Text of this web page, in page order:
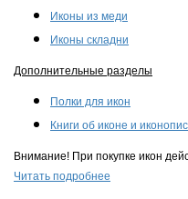
Иконы из меди
Иконы складни
Дополнительные разделы
Полки для икон
Книги об иконе и
Внимание! При покупке икон
Читать подробнее